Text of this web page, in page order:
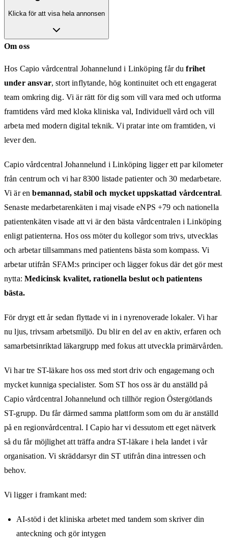
Klicka för att visa hela annonsen
Om oss
Hos Capio vårdcentral Johannelund i Linköping får dufrihet
under ansvar, stort inflytande, hög kontinuitet och ett engagerat
team omkring dig. Vi är rätt för dig som vill vara med och utforma
framtidens vård med kloka kliniska val, Individuell vård och vill
arbeta med modern digital teknik. Vi pratar inte om framtiden, vi
lever den.
Capio vårdcentral Johannelund i Linköping ligger ett par kilometer
från centrum och vi har 8300 listade patienter och 30 medarbetare.
Vi är enbemannad, stabil och mycket uppskattad vårdcentral.
Senaste medarbetarenkäten i maj visade eNPS +79 och nationella
patientenkäten visade att vi är den bästa vårdcentralen i Linköping
enligt patienterna. Hos oss möter du kollegor som trivs, utvecklas
och arbetar tillsammans med patientens bästa som kompass. Vi
arbetar utifrån SFAM:s principer och lägger fokus där det gör mest
nytta:Medicinsk kvalitet, rationella beslut och patientens
bästa.
För drygt ett år sedan flyttade vi in i nyrenoverade lokaler. Vi har
nu ljus, trivsam arbetsmiljö. Du blir en del av en aktiv, erfaren och
samarbetsinriktad läkargrupp med fokus att utveckla primärvården.
Vi har tre ST-läkare hos oss med stort driv och engagemang och
mycket kunniga specialister. Som ST hos oss är du anställd på
Capio vårdcentral Johannelund och tillhör region Östergötlands
ST-grupp. Du får därmed samma plattform som om du är anställd
på en regionvårdcentral. I Capio har vi dessutom ett eget nätverk
så du får möjlighet att träffa andra ST-läkare i hela landet i vår
organisation. Vi skräddarsyr din ST utifrån dina intressen och
behov.
Vi ligger i framkant med:
AI-stöd i det kliniska arbetet med tandem som skriver din
anteckning och gör intygen